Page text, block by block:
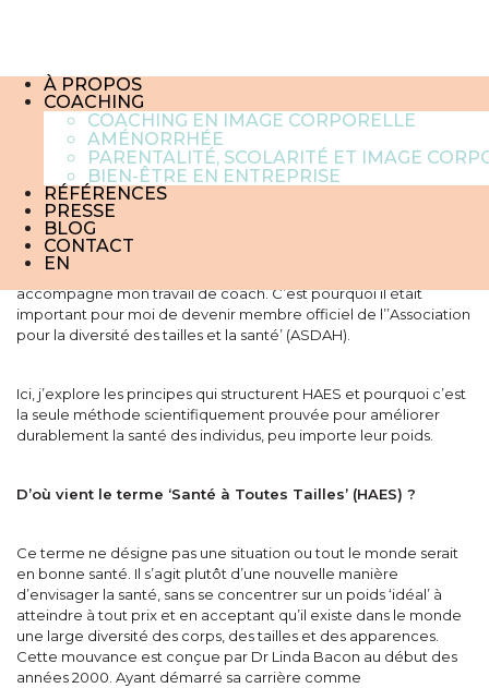
À PROPOS
COACHING
COACHING EN IMAGE CORPORELLE
AMÉNORRHÉE
PARENTALITÉ, SCOLARITÉ ET IMAGE
BIEN-ÊTRE EN ENTREPRISE
RÉFÉRENCES
PRESSE
BLOG
CONTACT
EN
POURQUOI.
18 avril 2019
Pendant ma rémission de plusieurs années de troubles du
comportement alimentaire, découvrir les principes de la ‘Santé
à toutes tailles’ (en anglais, Health At Every Size, ou HAES) m’est
apparu comme une révélation. Depuis 2016, les principes HAES
me guident en tant que femme et mère. HAES soutient
également mon objectif plus large de justice sociale, de soins
respectueux, sans discrimination, sans préjugé ni a priori, qui
accompagne mon travail de coach. C’est pourquoi il était
important pour moi de devenir membre officiel de l’’Association
pour la diversité des tailles et la santé’ (ASDAH).
Ici, j’explore les principes qui structurent HAES et pourquoi c’est
la seule méthode scientifiquement prouvée pour améliorer
durablement la santé des individus, peu importe leur poids.
D’où vient le terme ‘Santé à Toutes Tailles’ (HAES) ?
Ce terme ne désigne pas une situation ou tout le monde serait
en bonne santé. Il s’agit plutôt d’une nouvelle manière
d’envisager la santé, sans se concentrer sur un poids ‘idéal’ à
atteindre à tout prix et en acceptant qu’il existe dans le monde
une large diversité des corps, des tailles et des apparences.
Cette mouvance est conçue par Dr Linda Bacon au début des
années 2000. Ayant démarré sa carrière comme